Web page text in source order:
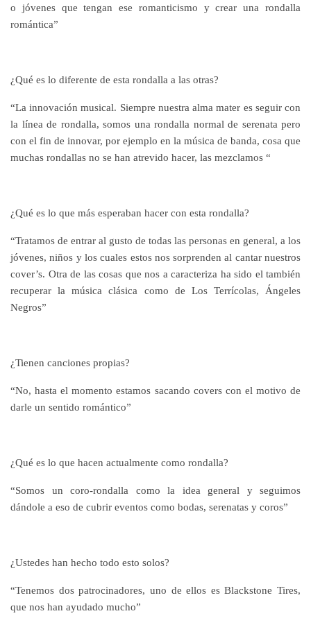
o jóvenes que tengan ese romanticismo y crear una rondalla
romántica”
¿Qué es lo diferente de esta rondalla a las otras?
“La innovación musical. Siempre nuestra alma mater es seguir con
la línea de rondalla, somos una rondalla normal de serenata pero
con el fin de innovar, por ejemplo en la música de banda, cosa que
muchas rondallas no se han atrevido hacer, las mezclamos “
¿Qué es lo que más esperaban hacer con esta rondalla?
“Tratamos de entrar al gusto de todas las personas en general, a los
jóvenes, niños y los cuales estos nos sorprenden al cantar nuestros
cover’s. Otra de las cosas que nos a caracteriza ha sido el también
recuperar la música clásica como de Los Terrícolas, Ángeles
Negros”
¿Tienen canciones propias?
“No, hasta el momento estamos sacando covers con el motivo de
darle un sentido romántico”
¿Qué es lo que hacen actualmente como rondalla?
“Somos un coro-rondalla como la idea general y seguimos
dándole a eso de cubrir eventos como bodas, serenatas y coros”
¿Ustedes han hecho todo esto solos?
“Tenemos dos patrocinadores, uno de ellos es Blackstone Tires,
que nos han ayudado mucho”